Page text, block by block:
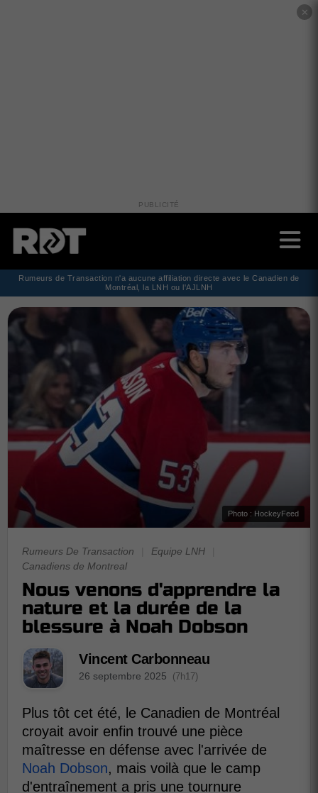
✕
PUBLICITÉ
Rumeurs de Transaction n'a aucune affiliation directe avec le Canadien de
Montréal, la LNH ou l'AJLNH
Photo : HockeyFeed
Rumeurs De Transaction Equipe LNH
Canadiens de Montreal
Nous venons d'apprendre la
nature et la durée de la
blessure à Noah Dobson
Vincent Carbonneau
26 septembre 2025 (7h17)
Plus tôt cet été, le Canadien de Montréal
croyait avoir enfin trouvé une pièce
maîtresse en défense avec l'arrivée de
Noah Dobson, mais voilà que le camp
d'entraînement a pris une tournure